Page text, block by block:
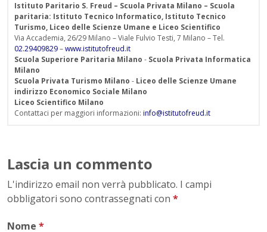
Istituto Paritario S. Freud – Scuola Privata Milano – Scuola
paritaria: Istituto Tecnico Informatico, Istituto Tecnico
Turismo, Liceo delle Scienze Umane e Liceo Scientifico
Via Accademia, 26/29 Milano – Viale Fulvio Testi, 7 Milano – Tel.
02.29409829–www.istitutofreud.it
Scuola Superiore Paritaria Milano - Scuola Privata Informatica
Milano
Scuola Privata Turismo Milano - Liceo delle Scienze Umane
indirizzo Economico Sociale Milano
Liceo Scientifico Milano
Contattaci per maggiori informazioni: info@istitutofreud.it
Lascia un commento
L'indirizzo email non verrà pubblicato. I campi
obbligatori sono contrassegnati con *
Nome *